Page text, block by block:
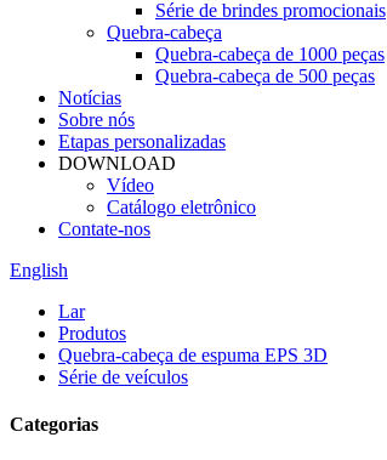
Série de brindes promocionais
Quebra-cabeça
Quebra-cabeça de 1000 peças
Quebra-cabeça de 500 peças
Notícias
Sobre nós
Etapas personalizadas
DOWNLOAD
Vídeo
Catálogo eletrônico
Contate-nos
English
Lar
Produtos
Quebra-cabeça de espuma EPS 3D
Série de veículos
Categorias